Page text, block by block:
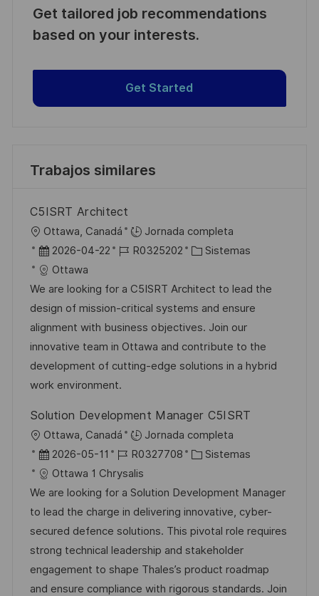
Get tailored job recommendations
based on your interests.
Get Started
Trabajos similares
C5ISRT Architect
U
b
c
a
c
i
ó
n
Ottawa, Canadá
Jornada completa
F
e
c
h
a
d
e
p
b
l
i
c
a
c
i
ó
n
2026-04-22
I
d
e
e
m
p
l
o
R0325202
C
t
e
g
o
r
Sistemas
Ottawa
We are looking for a C5ISRT Architect to lead the
design of mission-critical systems and ensure
alignment with business objectives. Join our
innovative team in Ottawa and contribute to the
development of cutting-edge solutions in a hybrid
work environment.
Solution Development Manager C5ISRT
U
b
c
a
c
i
ó
n
Ottawa, Canadá
Jornada completa
F
e
c
h
a
d
e
p
2026-05-11
I
D
d
e
e
m
p
l
R0327708
C
t
e
g
o
r
í
Sistemas
Ottawa 1 Chrysalis
We are looking for a Solution Development Manager
to lead the charge in delivering innovative, cyber-
secured defence solutions. This pivotal role requires
strong technical leadership and stakeholder
engagement to shape Thales’s product roadmap
and ensure compliance with rigorous standards. Join